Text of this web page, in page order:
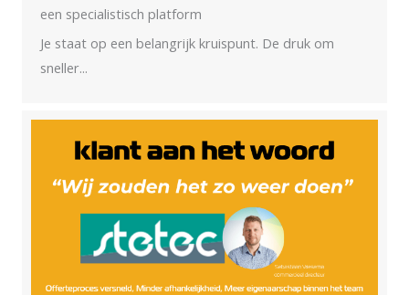
een specialistisch platform
Je staat op een belangrijk kruispunt. De druk om
sneller...